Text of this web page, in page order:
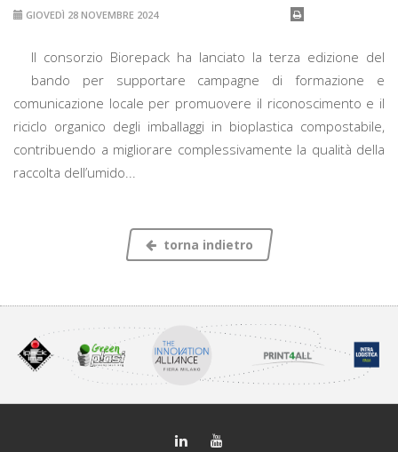
GIOVEDÌ 28 NOVEMBRE 2024
Il consorzio Biorepack ha lanciato la terza edizione del
bando per supportare campagne di formazione e
comunicazione locale per promuovere il riconoscimento e il
riciclo organico degli imballaggi in bioplastica compostabile,
contribuendo a migliorare complessivamente la qualità della
raccolta dell’umido...
torna indietro